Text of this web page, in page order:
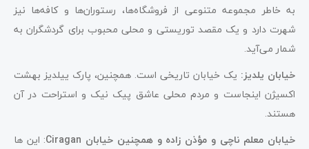
به خاطر مجموعه متنوعی از فروشگاه‌ها، رستوران‌ها و کافه‌ها نیز
شهرت دارد و یک مقصد توریستی و محلی محبوب برای گردشگران به
شمار می‌آید.
خیابان یلدیز: یک خیابان تاریخی است. همچنین، پارک ییلدیز بهشت
اکسیژن اینجاست و مردم محلی عاشق پیک نیک و استراحت در آن
هستند.
خیابان معلم ناچی و مؤذن زاده و همچنین خیابان Ciragan
: این ها